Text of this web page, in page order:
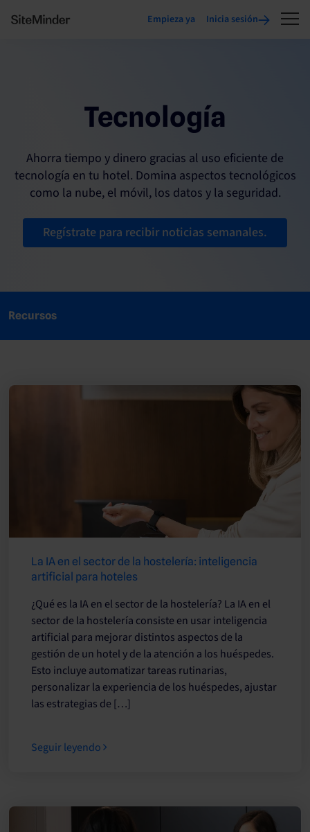
Empieza ya Inicia sesión
Tecnología
Ahorra tiempo y dinero gracias al uso eficiente de
tecnología en tu hotel. Domina aspectos tecnológicos
como la nube, el móvil, los datos y la seguridad.
Regístrate para recibir noticias semanales.
Recursos
La IA en el sector de la hostelería: inteligencia
artificial para hoteles
¿Qué es la IA en el sector de la hostelería? La IA en el
sector de la hostelería consiste en usar inteligencia
artificial para mejorar distintos aspectos de la
gestión de un hotel y de la atención a los huéspedes.
Esto incluye automatizar tareas rutinarias,
personalizar la experiencia de los huéspedes, ajustar
las estrategias de […]
Seguir leyendo